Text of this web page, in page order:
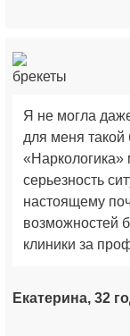
Я не могла
для меня
«Наркологика»
серьезность
настоящему
возможностей
клиники за
Екатерина, 32